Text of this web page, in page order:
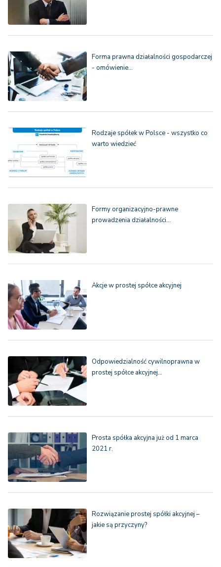
Forma prawna działalności gospodarczej
- omówienie…
Rodzaje spółek w Polsce - wszystko co
warto wiedzieć
Formy organizacyjno-prawne
prowadzenia działalności…
Akcje w prostej spółce akcyjnej
Odpowiedzialność cywilnoprawna w
prostej spółce akcyjnej…
Prosta spółka akcyjna już od 1 marca
2021 r.
Rozwiązanie prostej spółki akcyjnej –
jakie są przyczyny?